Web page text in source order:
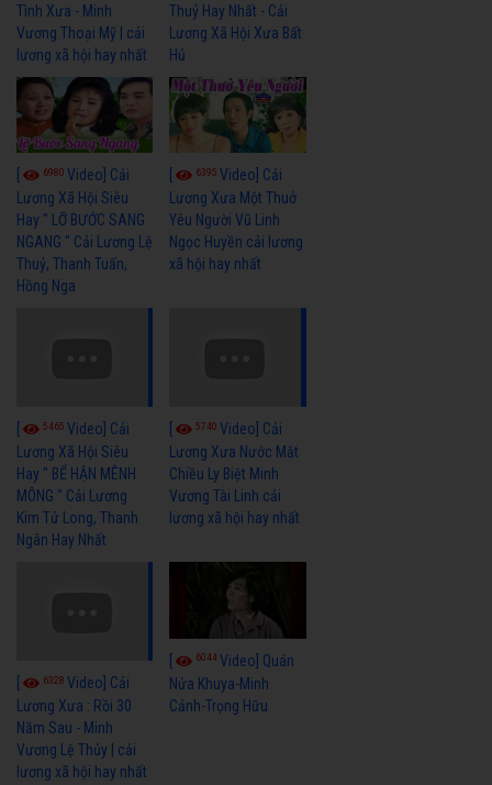
Tình Xưa - Minh
Vương Thoại Mỹ | cải
lương xã hội hay nhất
Thuỷ Hay Nhất - Cải
Lương Xã Hội Xưa Bất
Hủ
6980 Video] Cải
Lương Xã Hội Siêu
Hay " LỠ BƯỚC SANG
NGANG " Cải Lương Lệ
Thuỷ, Thanh Tuấn,
Hồng Nga
6395Video] Cải
Lương Xưa Một Thuở
Yêu Người Vũ Linh
Ngọc Huyền cải lương
xã hội hay nhất
5465 Video] Cải
Lương Xã Hội Siêu
Hay " BỂ HẬN MÊNH
MÔNG " Cải Lương
Kim Tử Long, Thanh
Ngân Hay Nhất
5740Video] Cải
Lương Xưa Nước Mắt
Chiều Ly Biệt Minh
Vương Tài Linh cải
lương xã hội hay nhất
6328 Video] Cải
Lương Xưa : Rồi 30
Năm Sau - Minh
Vương Lệ Thủy | cải
lương xã hội hay nhất
6044Video] Quán
Nửa Khuya-Minh
Cảnh-Trọng Hữu